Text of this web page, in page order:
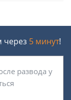
через 5 минут!